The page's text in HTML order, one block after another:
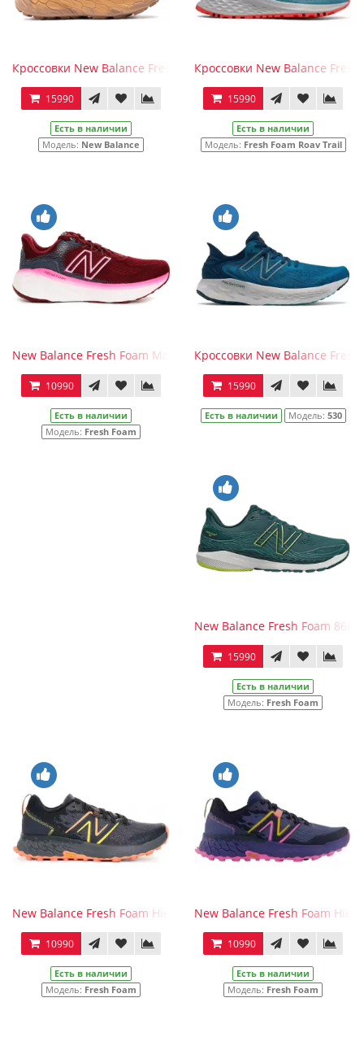
Кроссовки New Balance Fresh Foam More Trail V3 Caramel
15990
Есть в наличии
Модель: New Balance
Кроссовки New Balance Fresh
15990
Есть в наличии
Модель: Fresh Foam Roav Trail
New Balance Fresh Foam More v3 Pink
10990
Есть в наличии
Модель: Fresh Foam
Кроссовки New Balance
15990
Есть в наличии Модель: 530
New Balance Fresh Foam
15990
Есть в наличии
Модель: Fresh Foam
New Balance Fresh Foam Hierro v7 Thunder
10990
Есть в наличии
Модель: Fresh Foam
New Balance Fresh Foam
10990
Есть в наличии
Модель: Fresh Foam